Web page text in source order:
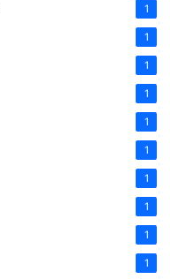
1
1
1
1
1
1
1
1
1
1